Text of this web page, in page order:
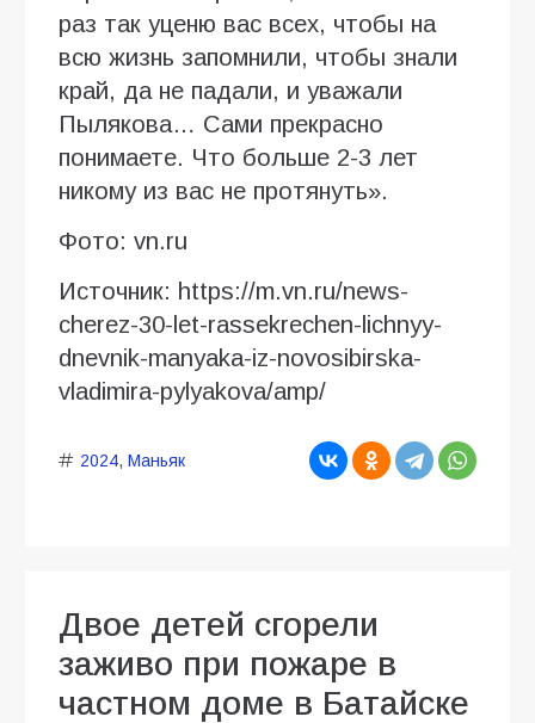
раз так уценю вас всех, чтобы на
всю жизнь запомнили, чтобы знали
край, да не падали, и уважали
Пылякова… Сами прекрасно
понимаете. Что больше 2-3 лет
никому из вас не протянуть».
Фото: vn.ru
Источник: https://m.vn.ru/news-
cherez-30-let-rassekrechen-lichnyy-
dnevnik-manyaka-iz-novosibirska-
vladimira-pylyakova/amp/
2024, Маньяк
Двое детей сгорели
заживо при пожаре в
частном доме в Батайске